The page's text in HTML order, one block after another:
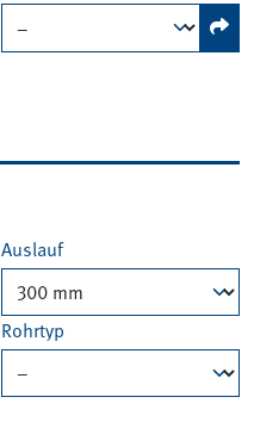
Auslauf
Rohrtyp